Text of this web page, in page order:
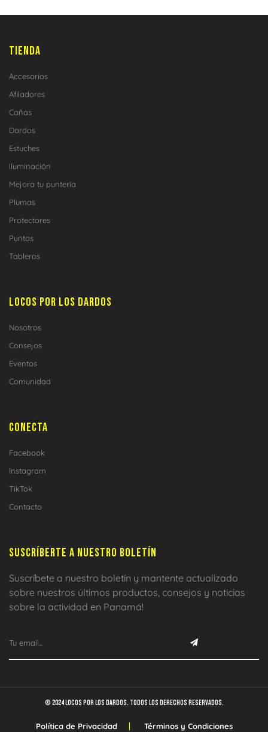
TIENDA
Accesorios
Afiladores
Cañas
Dardos
Estuches
Iluminación
Mejora tu puntería
Plumas
Protectores
Puntas
Tableros
LOCOS POR LOS DARDOS
Nosotros
Consejos
Eventos
Comunidad
CONECTA
Facebook
Instagram
TikTok
Contacto
SUSCRÍBERTE A NUESTRO BOLETÍN
Suscríbete a nuestro boletín y mantente actualizado
sobre nuestros últimos productos, consejos y noticias
sobre la actividad en Panamá!
© 2024 Locos por los dardos. Todos los derechos reservados.
Política de Privacidad Términos y Condiciones